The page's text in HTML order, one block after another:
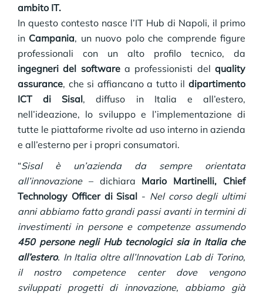
ambito IT.
In questo contesto nasce l’IT Hub di Napoli, il primo
in Campania, un nuovo polo che comprende figure
professionali con un alto profilo tecnico, da
ingegneri del softwarea professionisti delquality
assurance, che si affiancano a tutto il dipartimento
ICT di Sisal, diffuso in Italia e all’estero,
nell’ideazione, lo sviluppo e l’implementazione di
tutte le piattaforme rivolte ad uso interno in azienda
e all’esterno per i propri consumatori.
“Sisal è un’azienda da sempre orientata
all’innovazione– dichiara Mario Martinelli, Chief
Technology Officer di Sisal - Nel corso degli ultimi
anni abbiamo fatto grandi passi avanti in termini di
investimenti in persone e competenze assumendo
450 persone negli Hub tecnologici sia in Italia che
all’estero. In Italia oltre all’Innovation Lab di Torino,
il nostro competence center dove vengono
sviluppati progetti di innovazione, abbiamo già